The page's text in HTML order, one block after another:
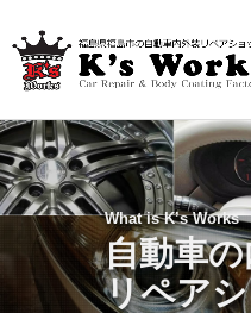
What is K’s Works
自動車
リペア